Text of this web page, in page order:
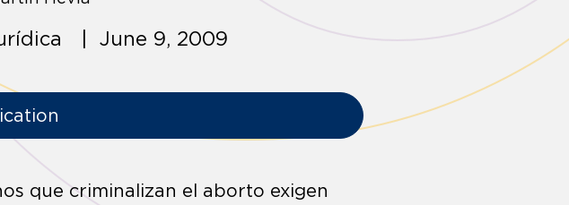
| June 9, 2009
que criminalizan el aborto exigen